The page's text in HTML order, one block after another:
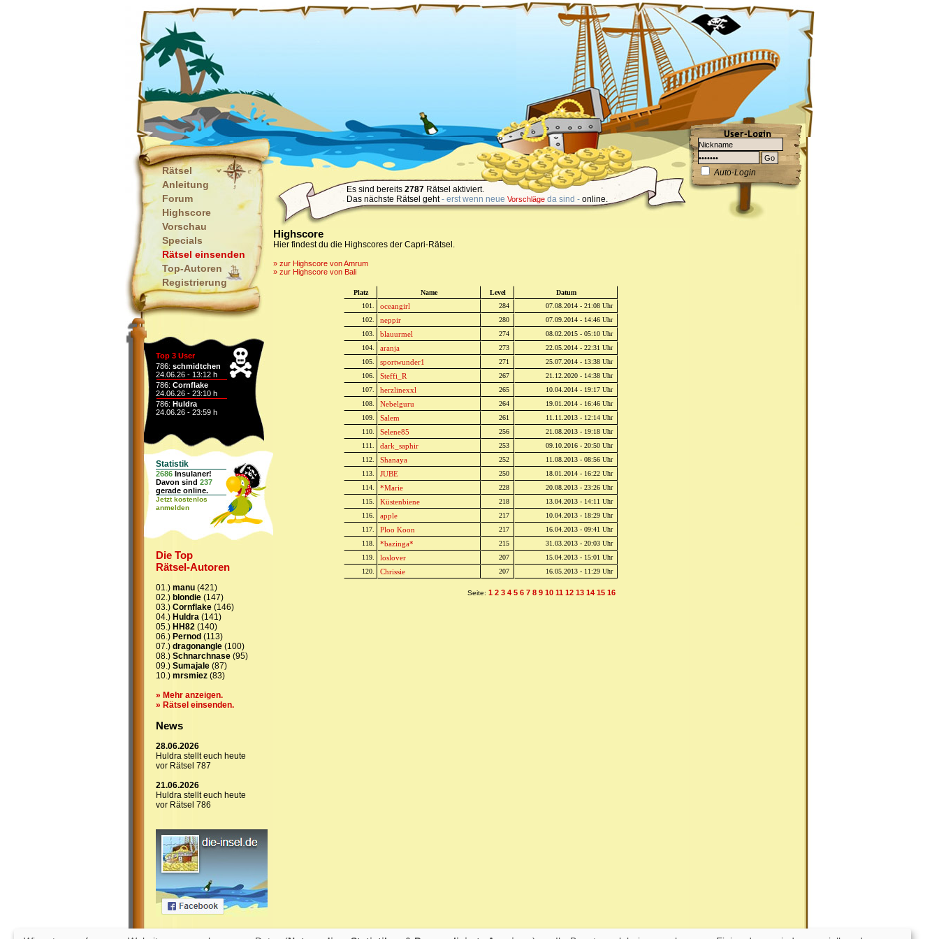
Rätsel
Anleitung
Forum
Highscore
Vorschau
Specials
Rätsel einsenden
Top-Autoren
Registrierung
Top 3 User
786: schmidtchen
24.06.26 - 13:12 h
786: Cornflake
24.06.26 - 23:10 h
786: Huldra
24.06.26 - 23:59 h
Statistik
2686Insulaner!
Davon sind 237
gerade online.
Jetzt kostenlos
anmelden
Die Top
Rätsel-Autoren
01.) manu(421)
02.) blondie(147)
03.) Cornflake(146)
04.) Huldra(141)
05.) HH82(140)
06.) Pernod (113)
07.) dragonangle(100)
08.) Schnarchnase(95)
09.) Sumajale(87)
10.) mrsmiez(83)
» Mehr anzeigen.
» Rätsel einsenden.
News
28.06.2026
Huldra stellt euch heute
vor Rätsel 787
21.06.2026
Huldra stellt euch heute
vor Rätsel 786
Es sind bereits 2787Rätsel aktiviert.
Das nächste Rätsel geht- erst wenn neue Vorschlägeda sind -online.
Highscore
Hier findest du die Highscores der Capri-Rätsel.
» zur Highscore von Amrum
» zur Highscore von Bali
Platz Name Level
Datum
101.
oceangirl 284
07.08.2014 - 21:08 Uhr
102.
neppir 280
07.09.2014 - 14:46 Uhr
103.
blauurmel 274
08.02.2015 - 05:10 Uhr
104.
aranja 273
22.05.2014 - 22:31 Uhr
105.
sportwunder1 271
25.07.2014 - 13:38 Uhr
106.
Steffi_R 267
21.12.2020 - 14:38 Uhr
107.
herzlinexxl 265
10.04.2014 - 19:17 Uhr
108.
Nebelguru 264
19.01.2014 - 16:46 Uhr
109.
Salem 261
11.11.2013 - 12:14 Uhr
110.
Selene85 256
21.08.2013 - 19:18 Uhr
111.
dark_saphir 253
09.10.2016 - 20:50 Uhr
112.
Shanaya 252
11.08.2013 - 08:56 Uhr
113.
JUBE 250
18.01.2014 - 16:22 Uhr
114.
*Marie 228
20.08.2013 - 23:26 Uhr
115.
Küstenbiene 218
13.04.2013 - 14:11 Uhr
116.
apple 217
10.04.2013 - 18:29 Uhr
117.
Ploo Koon 217
16.04.2013 - 09:41 Uhr
118.
*bazinga* 215
31.03.2013 - 20:03 Uhr
119.
loslover 207
15.04.2013 - 15:01 Uhr
120.
Chrissie 207 16.05.2013 - 11:29 Uhr
Seite: 1 2 3 4 5 6 7 8 9 10 11 12 13 14 15 16
Auto-Login